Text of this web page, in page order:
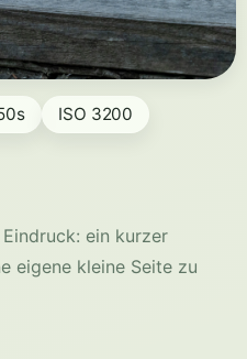
ISO 3200
ein kurzer
eigene kleine Seite zu